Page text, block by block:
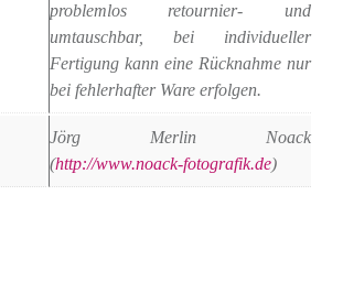
problemlos retournier- und
umtauschbar, bei individueller
Fertigung kann eine Rücknahme nur
bei fehlerhafter Ware erfolgen.
Jörg Merlin Noack
(http://www.noack-fotografik.de)